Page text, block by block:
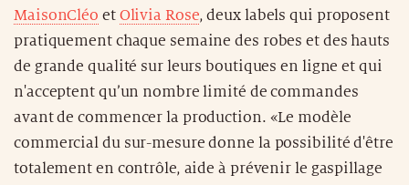
MaisonCléo et Olivia Rose, deux labels qui proposent
pratiquement chaque semaine des robes et des hauts
de grande qualité sur leurs boutiques en ligne et qui
n'acceptent qu’un nombre limité de commandes
avant de commencer la production. «Le modèle
commercial du sur-mesure donne la possibilité d'être
totalement en contrôle, aide à prévenir le gaspillage